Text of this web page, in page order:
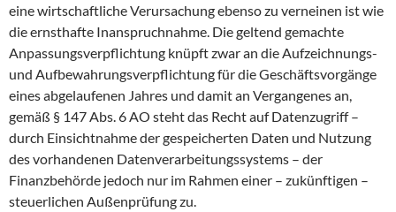
eine wirtschaftliche Verursachung ebenso zu verneinen ist wie
die ernsthafte Inanspruchnahme. Die geltend gemachte
Anpassungsverpflichtung knüpft zwar an die Aufzeichnungs-
und Aufbewahrungsverpflichtung für die Geschäftsvorgänge
eines abgelaufenen Jahres und damit an Vergangenes an,
gemäß § 147 Abs. 6 AO steht das Recht auf Datenzugriff –
durch Einsichtnahme der gespeicherten Daten und Nutzung
des vorhandenen Datenverarbeitungssystems – der
Finanzbehörde jedoch nur im Rahmen einer – zukünftigen –
steuerlichen Außenprüfung zu.